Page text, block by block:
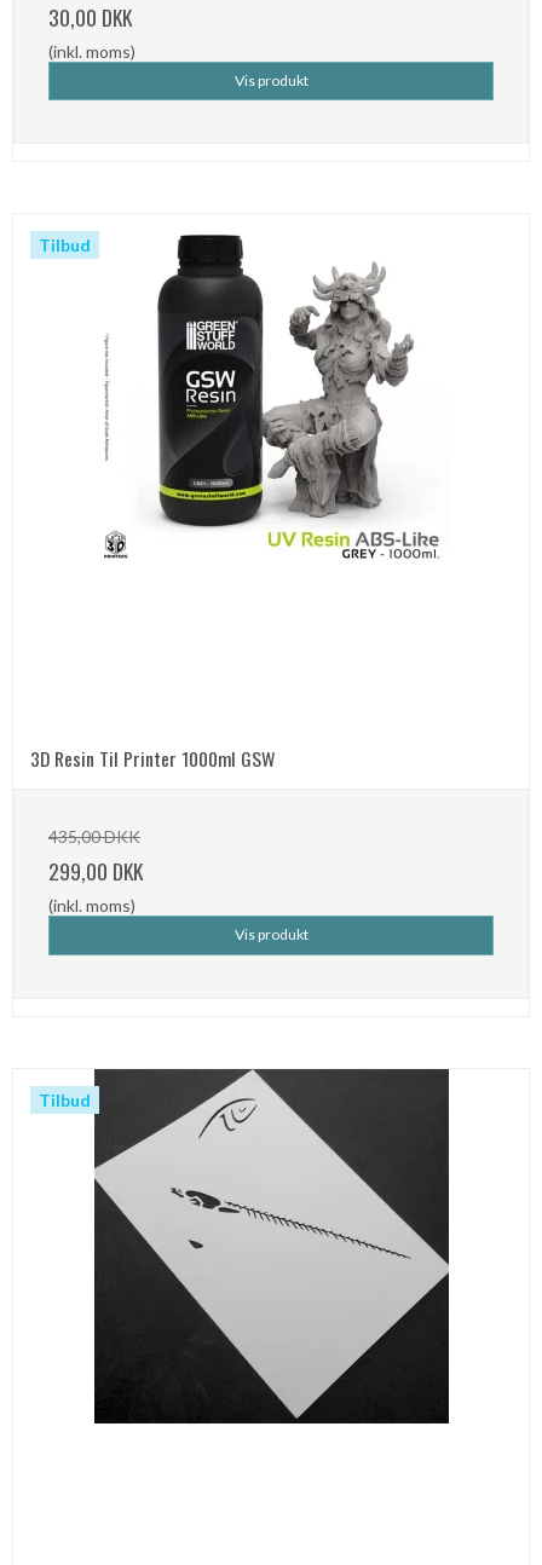
30,00 DKK
(inkl. moms)
Vis produkt
Tilbud
3D Resin Til Printer 1000ml GSW
435,00 DKK
299,00 DKK
(inkl. moms)
Vis produkt
Tilbud